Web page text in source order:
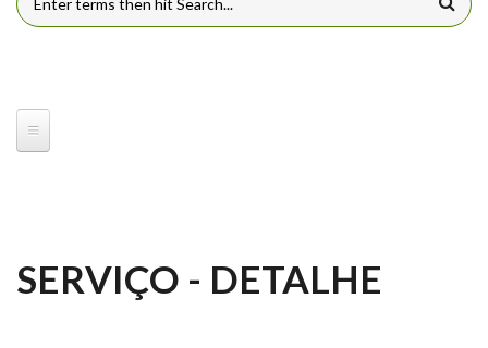
FORMULÁRIO DE BUSCA
SERVIÇO - DETALHE